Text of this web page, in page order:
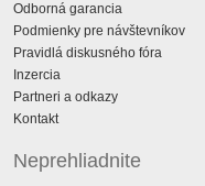
Odborná garancia
Podmienky pre návštevníkov
Pravidlá diskusného fóra
Inzercia
Partneri a odkazy
Kontakt
Neprehliadnite